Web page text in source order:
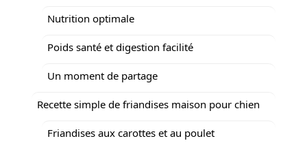
Nutrition optimale
Poids santé et digestion facilité
Un moment de partage
Recette simple de friandises maison pour chien
Friandises aux carottes et au poulet